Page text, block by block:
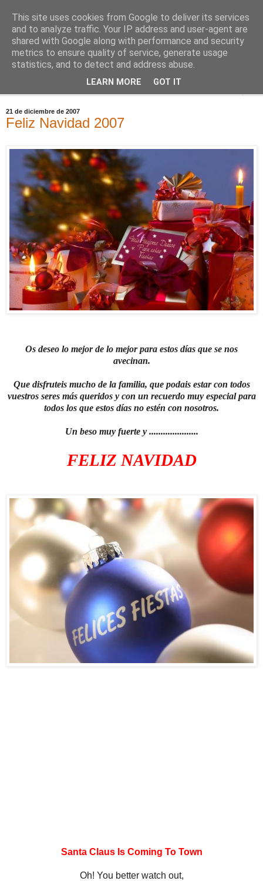
Comoju
La Cocina del Día a Día y el día a día de la Gastronomía
21 de diciembre de 2007
Feliz Navidad 2007
Os deseo lo mejor de lo mejor para estos días que se nos
avecinan.
Que disfruteis mucho de la familia, que podais estar con todos
vuestros seres más queridos y con un recuerdo muy especial para
todos los que estos días no estén con nosotros.
Un beso muy fuerte y .....................
FELIZ NAVIDAD
Santa Claus Is Coming To Town
Oh! You better watch out,
This site uses cookies from Google to deliver its services
and to analyze traffic. Your IP address and user-agent are
shared with Google along with performance and security
metrics to ensure quality of service, generate usage
statistics, and to detect and address abuse.
LEARN MORE GOT IT